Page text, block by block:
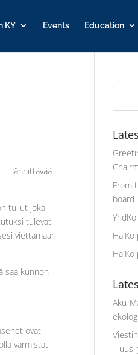
KY Events Education
Jännittävää
tullut joka
tulevat
viettämään
saa kunnon
ovat
varmistat
From
board
Aku-
– uusi